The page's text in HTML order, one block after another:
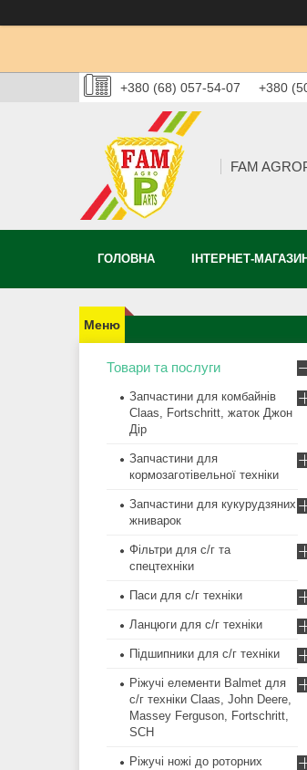
+380 (68) 057-54-07 +380
FAM
ГОЛОВНА ІНТЕРНЕТ-
Товари та послуги
Запчастини для комбайнів
Claas, Fortschritt, жаток Джон
Дір
Запчастини для
кормозаготівельної техніки
Запчастини для кукурудзяних
жниварок
Фільтри для с/г та
спецтехніки
Паси для с/г техніки
Ланцюги для с/г техніки
Підшипники для с/г техніки
Ріжучі елементи Balmet для
с/г техніки Claas, John Deere,
Massey Ferguson, Fortschritt,
SCH
Ріжучі ножі до роторних